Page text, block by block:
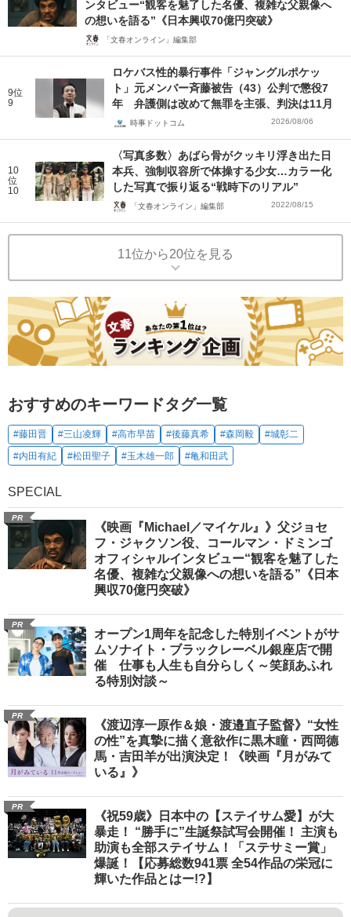
ンタビュー“観客を魅了した名優、複雑な父親像へ
の想いを語る”《日本興収70億円突破》
「文春オンライン」編集部
9位
9
ロケバス性的暴行事件「ジャングルポケッ
ト」元メンバー斉藤被告（43）公判で懲役7
年 弁護側は改めて無罪を主張、判決は11月
時事ドットコム 2026/08/06
10
位
10
〈写真多数〉あばら骨がクッキリ浮き出た日
本兵、強制収容所で体操する少女…カラー化
した写真で振り返る“戦時下のリアル”
「文春オンライン」編集部 2022/08/15
11位から20位を見る
おすすめのキーワードタグ一覧
#藤田晋 #三山凌輝 #高市早苗 #後藤真希 #森岡毅
#城彰二
#内田有紀
#松田聖子 #玉木雄一郎 #亀和田武
SPECIAL
PR
《映画『Michael／マイケル』》父ジョセ
フ・ジャクソン役、コールマン・ドミンゴ
オフィシャルインタビュー“観客を魅了した
名優、複雑な父親像への想いを語る”《日本
興収70億円突破》
PR
オープン1周年を記念した特別イベントがサ
ムソナイト・ブラックレーベル銀座店で開
催 仕事も人生も自分らしく～笑顔あふれ
る特別対談～
PR
《渡辺淳一原作＆娘・渡邉直子監督》“女性
の性”を真摯に描く意欲作に黒木瞳・西岡德
馬・吉田羊が出演決定！《映画『月がみて
いる』》
PR
《祝59歳》日本中の【ステイサム愛】が大
暴走！ “勝手に”生誕祭試写会開催！ 主演も
助演も全部ステイサム！「ステサミー賞」
爆誕！【応募総数941票 全54作品の栄冠に
輝いた作品とはー!?】